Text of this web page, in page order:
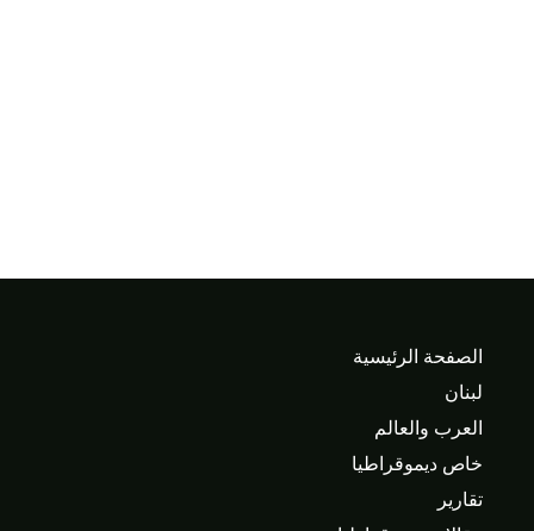
الصفحة الرئيسية
لبنان
العرب والعالم
خاص ديموقراطيا
تقارير